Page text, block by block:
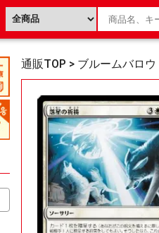
通販TOP > ブルームバロウ